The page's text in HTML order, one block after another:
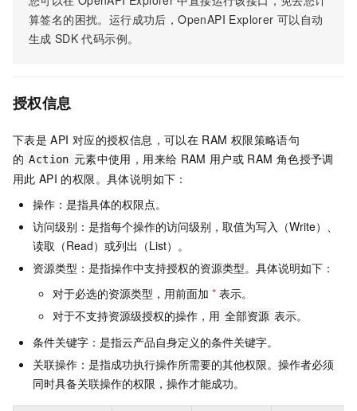
算签名的困扰。运行成功后，OpenAPI Explorer 可以自动
生成 SDK 代码示例。
授权信息
下表是 API 对应的授权信息，可以在 RAM 权限策略语句
的 Action 元素中使用，用来给 RAM 用户或 RAM 角色授予调
用此 API 的权限。具体说明如下：
操作：是指具体的权限点。
访问级别：是指每个操作的访问级别，取值为写入（Write）、
读取（Read）或列出（List）。
资源类型：是指操作中支持授权的资源类型。具体说明如下：
对于必选的资源类型，用前面加 * 表示。
对于不支持资源级授权的操作，用 全部资源 表示。
条件关键字：是指云产品自身定义的条件关键字。
关联操作：是指成功执行操作所需要的其他权限。操作者必须
同时具备关联操作的权限，操作才能成功。